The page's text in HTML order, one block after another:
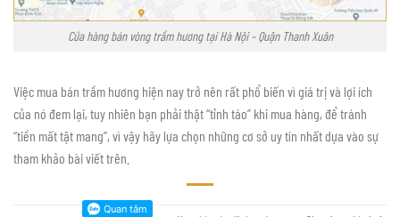
Cửa hàng bán vòng trầm hương tại Hà Nội – Quận Thanh Xuân
Việc mua bán trầm hương hiện nay trở nên rất phổ biến vì giá trị và lợi ích
của nó đem lại, tuy nhiên bạn phải thật “tỉnh táo” khi mua hàng, để tránh
“tiền mất tật mang”, vì vậy hãy lựa chọn những cơ sở uy tín nhất dựa vào sự
tham khảo bài viết trên.